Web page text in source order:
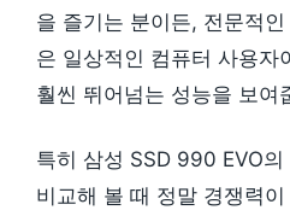
을 즐기는 분이든, 전문적
은 일상적인 컴퓨터 사용
훨씬 뛰어넘는 성능을 보여
특히 삼성 SSD 990 EVO
비교해 볼 때 정말 경쟁력